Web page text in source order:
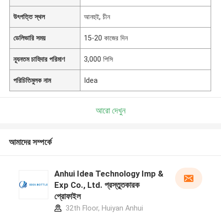
উৎপত্তি স্থল আনহুই, চীন
ডেলিভারি সময় 15-20 কাজের দিন
ন্যূনতম চাহিদার পরিমাণ 3,000 পিসি
পরিচিতিমুলক নাম Idea
আরো দেখুন
আমাদের সম্পর্কে
Anhui Idea Technology Imp &
Exp Co., Ltd. প্রস্তুতকারক
প্রোফাইল
32th Floor, Huiyan Anhui